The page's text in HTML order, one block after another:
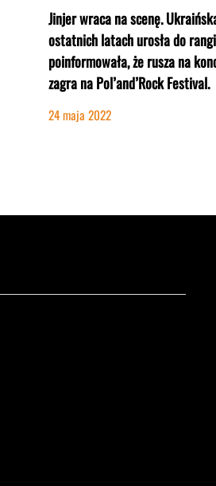
Jinjer wraca na scenę.
ostatnich latach urosła do
poinformowała, że rusza na
zagra na Pol’and’Rock Festival.
24 maja 2022